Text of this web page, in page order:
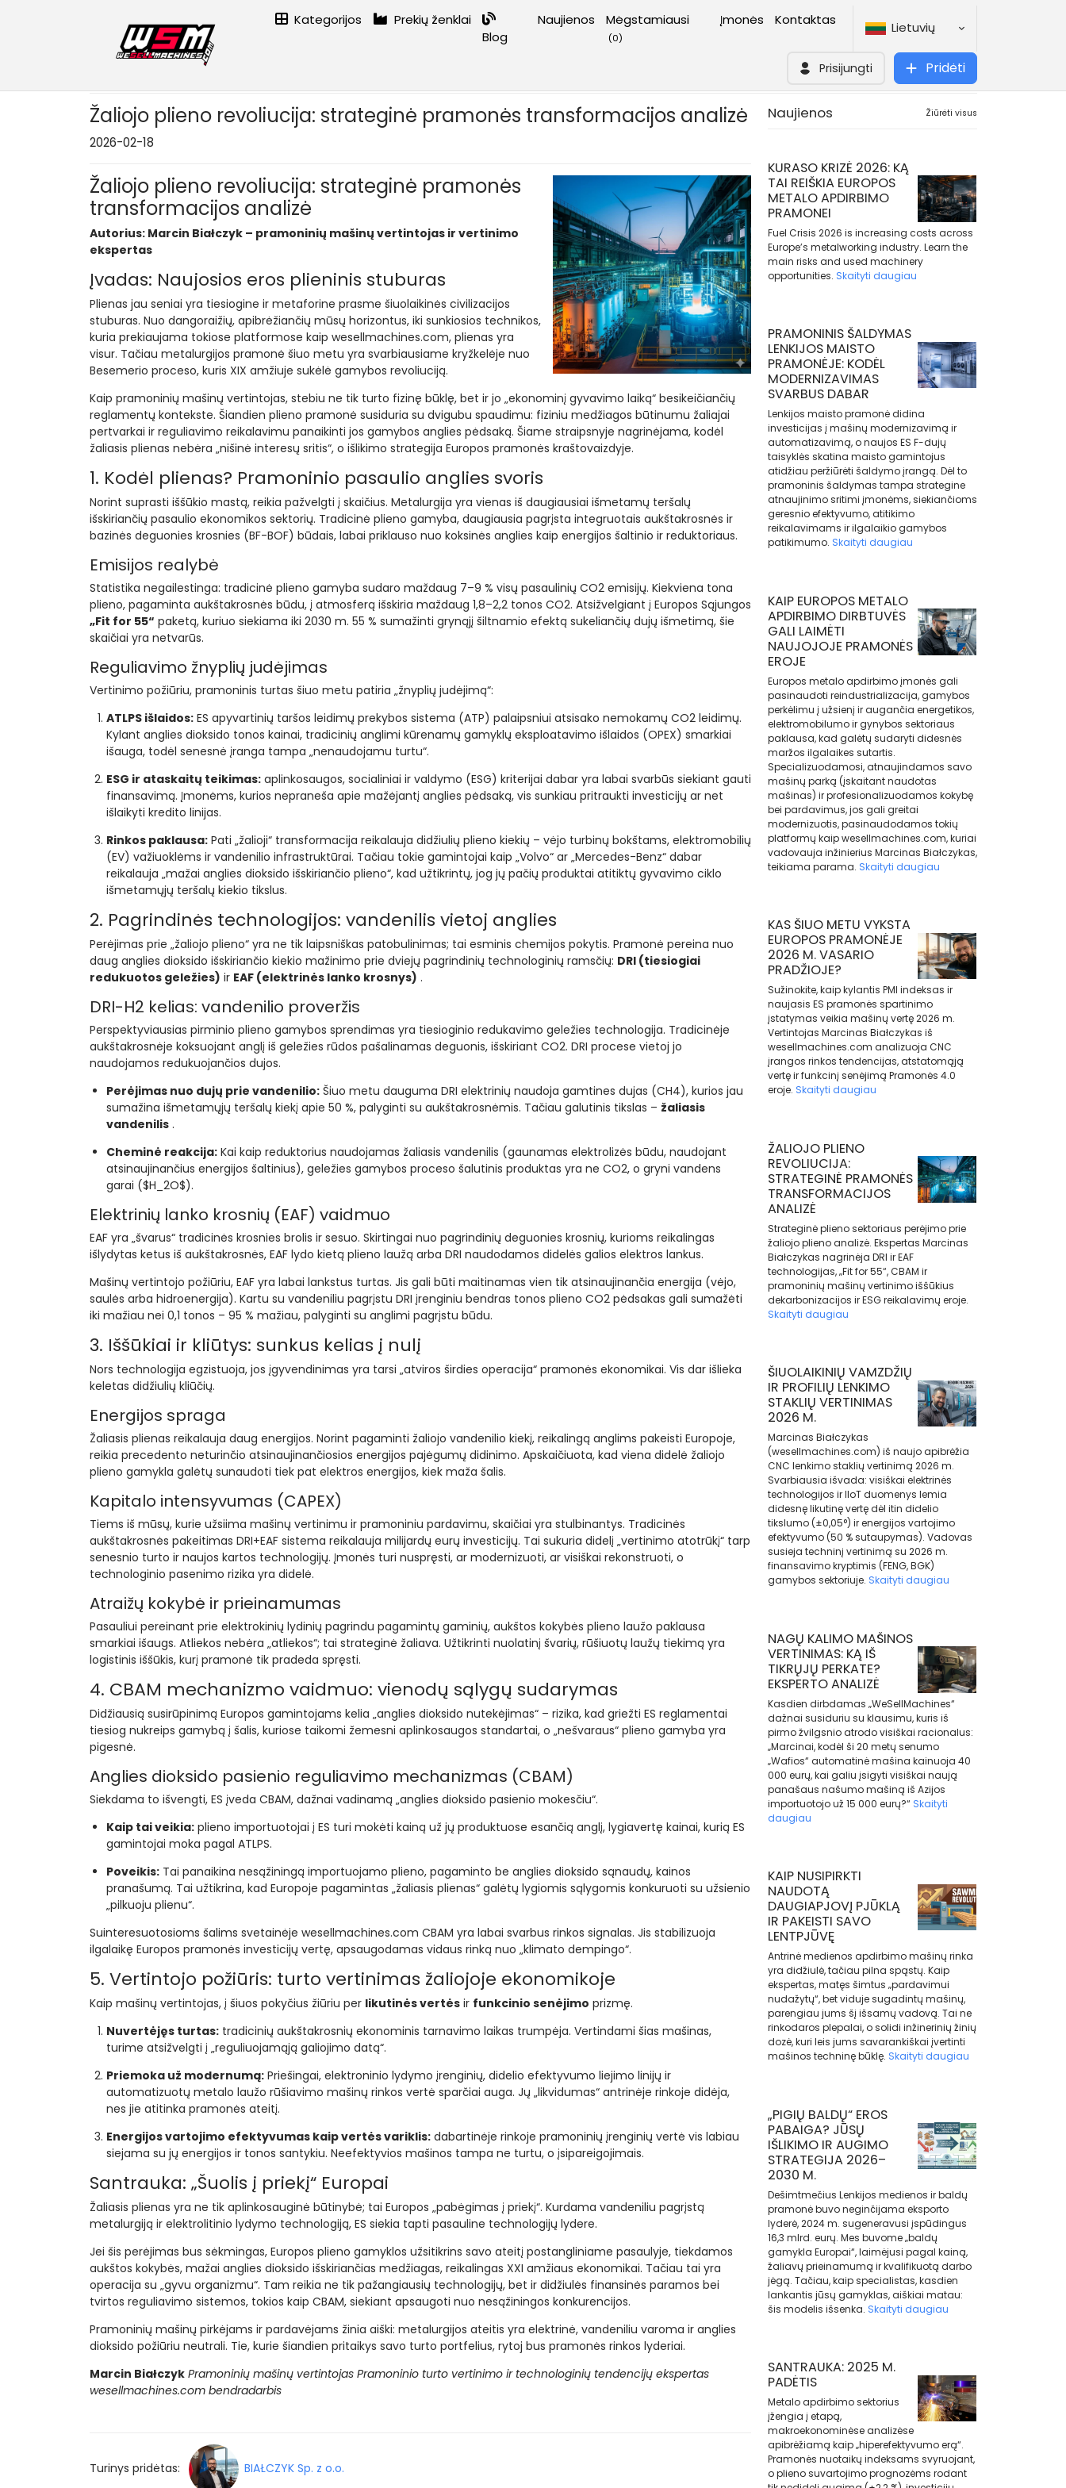
Kategorijos
Prekių ženklai
Blog
Naujienos Mėgstamiausi
(0)
Įmonės Kontaktas Lietuvių
Prisijungti Pridėti
Žaliojo plieno revoliucija: strateginė pramonės transformacijos analizė
2026-02-18
Žaliojo plieno revoliucija: strateginė pramonės
transformacijos analizė
Autorius: Marcin Białczyk – pramoninių mašinų vertintojas ir vertinimo
ekspertas
Įvadas: Naujosios eros plieninis stuburas
Plienas jau seniai yra tiesiogine ir metaforine prasme šiuolaikinės civilizacijos
stuburas. Nuo dangoraižių, apibrėžiančių mūsų horizontus, iki sunkiosios technikos,
kuria prekiaujama tokiose platformose kaip wesellmachines.com, plienas yra
visur. Tačiau metalurgijos pramonė šiuo metu yra svarbiausiame kryžkelėje nuo
Besemerio proceso, kuris XIX amžiuje sukėlė gamybos revoliuciją.
Kaip pramoninių mašinų vertintojas, stebiu ne tik turto fizinę būklę, bet ir jo „ekonominį gyvavimo laiką“ besikeičiančių
reglamentų kontekste. Šiandien plieno pramonė susiduria su dvigubu spaudimu: fiziniu medžiagos būtinumu žaliajai
pertvarkai ir reguliavimo reikalavimu panaikinti jos gamybos anglies pėdsaką. Šiame straipsnyje nagrinėjama, kodėl
žaliasis plienas nebėra „nišinė interesų sritis“, o išlikimo strategija Europos pramonės kraštovaizdyje.
1. Kodėl plienas? Pramoninio pasaulio anglies svoris
Norint suprasti iššūkio mastą, reikia pažvelgti į skaičius. Metalurgija yra vienas iš daugiausiai išmetamų teršalų
išskiriančių pasaulio ekonomikos sektorių. Tradicinė plieno gamyba, daugiausia pagrįsta integruotais aukštakrosnės ir
bazinės deguonies krosnies (BF-BOF) būdais, labai priklauso nuo koksinės anglies kaip energijos šaltinio ir reduktoriaus.
Emisijos realybė
Statistika negailestinga: tradicinė plieno gamyba sudaro maždaug 7–9 % visų pasaulinių CO2 emisijų. Kiekviena tona
plieno, pagaminta aukštakrosnės būdu, į atmosferą išskiria maždaug 1,8–2,2 tonos CO2. Atsižvelgiant į Europos Sąjungos
„Fit for 55“ paketą, kuriuo siekiama iki 2030 m. 55 % sumažinti grynąjį šiltnamio efektą sukeliančių dujų išmetimą, šie
skaičiai yra netvarūs.
Reguliavimo žnyplių judėjimas
Vertinimo požiūriu, pramoninis turtas šiuo metu patiria „žnyplių judėjimą“:
ATLPS išlaidos:ES apyvartinių taršos leidimų prekybos sistema (ATP) palaipsniui atsisako nemokamų CO2 leidimų.
Kylant anglies dioksido tonos kainai, tradicinių anglimi kūrenamų gamyklų eksploatavimo išlaidos (OPEX) smarkiai
išauga, todėl senesnė įranga tampa „nenaudojamu turtu“.
ESG ir ataskaitų teikimas:aplinkosaugos, socialiniai ir valdymo (ESG) kriterijai dabar yra labai svarbūs siekiant gauti
finansavimą. Įmonėms, kurios nepraneša apie mažėjantį anglies pėdsaką, vis sunkiau pritraukti investicijų ar net
išlaikyti kredito linijas.
Rinkos paklausa:Pati „žalioji“ transformacija reikalauja didžiulių plieno kiekių – vėjo turbinų bokštams, elektromobilių
(EV) važiuoklėms ir vandenilio infrastruktūrai. Tačiau tokie gamintojai kaip „Volvo“ ar „Mercedes-Benz“ dabar
reikalauja „mažai anglies dioksido išskiriančio plieno“, kad užtikrintų, jog jų pačių produktai atitiktų gyvavimo ciklo
išmetamųjų teršalų kiekio tikslus.
2. Pagrindinės technologijos: vandenilis vietoj anglies
Perėjimas prie „žaliojo plieno“ yra ne tik laipsniškas patobulinimas; tai esminis chemijos pokytis. Pramonė pereina nuo
daug anglies dioksido išskiriančio kiekio mažinimo prie dviejų pagrindinių technologinių ramsčių: DRI (tiesiogiai
redukuotos geležies) ir EAF (elektrinės lanko krosnys) .
DRI-H2 kelias: vandenilio proveržis
Perspektyviausias pirminio plieno gamybos sprendimas yra tiesioginio redukavimo geležies technologija. Tradicinėje
aukštakrosnėje koksuojant anglį iš geležies rūdos pašalinamas deguonis, išskiriant CO2. DRI procese vietoj jo
naudojamos redukuojančios dujos.
Perėjimas nuo dujų prie vandenilio:Šiuo metu dauguma DRI elektrinių naudoja gamtines dujas (CH4), kurios jau
sumažina išmetamųjų teršalų kiekį apie 50 %, palyginti su aukštakrosnėmis. Tačiau galutinis tikslas – žaliasis
vandenilis.
Cheminė reakcija:Kai kaip reduktorius naudojamas žaliasis vandenilis (gaunamas elektrolizės būdu, naudojant
atsinaujinančius energijos šaltinius), geležies gamybos proceso šalutinis produktas yra ne CO2, o gryni vandens
garai ($H_2O$).
Elektrinių lanko krosnių (EAF) vaidmuo
EAF yra „švarus“ tradicinės krosnies brolis ir sesuo. Skirtingai nuo pagrindinių deguonies krosnių, kurioms reikalingas
išlydytas ketus iš aukštakrosnės, EAF lydo kietą plieno laužą arba DRI naudodamos didelės galios elektros lankus.
Mašinų vertintojo požiūriu, EAF yra labai lankstus turtas. Jis gali būti maitinamas vien tik atsinaujinančia energija (vėjo,
saulės arba hidroenergija). Kartu su vandeniliu pagrįstu DRI įrenginiu bendras tonos plieno CO2 pėdsakas gali sumažėti
iki mažiau nei 0,1 tonos – 95 % mažiau, palyginti su anglimi pagrįstu būdu.
3. Iššūkiai ir kliūtys: sunkus kelias į nulį
Nors technologija egzistuoja, jos įgyvendinimas yra tarsi „atviros širdies operacija“ pramonės ekonomikai. Vis dar išlieka
keletas didžiulių kliūčių.
Energijos spraga
Žaliasis plienas reikalauja daug energijos. Norint pagaminti žaliojo vandenilio kiekį, reikalingą anglims pakeisti Europoje,
reikia precedento neturinčio atsinaujinančiosios energijos pajėgumų didinimo. Apskaičiuota, kad viena didelė žaliojo
plieno gamykla galėtų sunaudoti tiek pat elektros energijos, kiek maža šalis.
Kapitalo intensyvumas (CAPEX)
Tiems iš mūsų, kurie užsiima mašinų vertinimu ir pramoniniu pardavimu, skaičiai yra stulbinantys. Tradicinės
aukštakrosnės pakeitimas DRI+EAF sistema reikalauja milijardų eurų investicijų. Tai sukuria didelį „vertinimo atotrūkį“ tarp
senesnio turto ir naujos kartos technologijų. Įmonės turi nuspręsti, ar modernizuoti, ar visiškai rekonstruoti, o
technologinio pasenimo rizika yra didelė.
Atraižų kokybė ir prieinamumas
Pasauliui pereinant prie elektrokinių lydinių pagrindu pagamintų gaminių, aukštos kokybės plieno laužo paklausa
smarkiai išaugs. Atliekos nebėra „atliekos“; tai strateginė žaliava. Užtikrinti nuolatinį švarių, rūšiuotų laužų tiekimą yra
logistinis iššūkis, kurį pramonė tik pradeda spręsti.
4. CBAM mechanizmo vaidmuo: vienodų sąlygų sudarymas
Didžiausią susirūpinimą Europos gamintojams kelia „anglies dioksido nutekėjimas“ – rizika, kad griežti ES reglamentai
tiesiog nukreips gamybą į šalis, kuriose taikomi žemesni aplinkosaugos standartai, o „nešvaraus“ plieno gamyba yra
pigesnė.
Anglies dioksido pasienio reguliavimo mechanizmas (CBAM)
Siekdama to išvengti, ES įveda CBAM, dažnai vadinamą „anglies dioksido pasienio mokesčiu“.
Kaip tai veikia:plieno importuotojai į ES turi mokėti kainą už jų produktuose esančią anglį, lygiavertę kainai, kurią ES
gamintojai moka pagal ATLPS.
Poveikis:Tai panaikina nesąžiningą importuojamo plieno, pagaminto be anglies dioksido sąnaudų, kainos
pranašumą. Tai užtikrina, kad Europoje pagamintas „žaliasis plienas“ galėtų lygiomis sąlygomis konkuruoti su užsienio
„pilkuoju plienu“.
Suinteresuotosioms šalims svetainėje wesellmachines.com CBAM yra labai svarbus rinkos signalas. Jis stabilizuoja
ilgalaikę Europos pramonės investicijų vertę, apsaugodamas vidaus rinką nuo „klimato dempingo“.
5. Vertintojo požiūris: turto vertinimas žaliojoje ekonomikoje
Kaip mašinų vertintojas, į šiuos pokyčius žiūriu per likutinės vertėsir funkcinio senėjimo prizmę.
Nuvertėjęs turtas:tradicinių aukštakrosnių ekonominis tarnavimo laikas trumpėja. Vertindami šias mašinas,
turime atsižvelgti į „reguliuojamąją galiojimo datą“.
Priemoka už modernumą:Priešingai, elektroninio lydymo įrenginių, didelio efektyvumo liejimo linijų ir
automatizuotų metalo laužo rūšiavimo mašinų rinkos vertė sparčiai auga. Jų „likvidumas“ antrinėje rinkoje didėja,
nes jie atitinka pramonės ateitį.
Energijos vartojimo efektyvumas kaip vertės variklis:dabartinėje rinkoje pramoninių įrenginių vertė vis labiau
siejama su jų energijos ir tonos santykiu. Neefektyvios mašinos tampa ne turtu, o įsipareigojimais.
Santrauka: „Šuolis į priekį“ Europai
Žaliasis plienas yra ne tik aplinkosauginė būtinybė; tai Europos „pabėgimas į priekį“. Kurdama vandeniliu pagrįstą
metalurgiją ir elektrolitinio lydymo technologiją, ES siekia tapti pasauline technologijų lydere.
Jei šis perėjimas bus sėkmingas, Europos plieno gamyklos užsitikrins savo ateitį postangliniame pasaulyje, tiekdamos
aukštos kokybės, mažai anglies dioksido išskiriančias medžiagas, reikalingas XXI amžiaus ekonomikai. Tačiau tai yra
operacija su „gyvu organizmu“. Tam reikia ne tik pažangiausių technologijų, bet ir didžiulės finansinės paramos bei
tvirtos reguliavimo sistemos, tokios kaip CBAM, siekiant apsaugoti nuo nesąžiningos konkurencijos.
Pramoninių mašinų pirkėjams ir pardavėjams žinia aiški: metalurgijos ateitis yra elektrinė, vandeniliu varoma ir anglies
dioksido požiūriu neutrali. Tie, kurie šiandien pritaikys savo turto portfelius, rytoj bus pramonės rinkos lyderiai.
Marcin Białczyk Pramoninių mašinų vertintojas Pramoninio turto vertinimo ir technologinių tendencijų ekspertas
wesellmachines.com bendradarbis
Turinys pridėtas: BIAŁCZYK Sp. z o.o.
Žiūrėti visus
Naujienos
KURASO KRIZĖ 2026: KĄ
TAI REIŠKIA EUROPOS
METALO APDIRBIMO
PRAMONEI
Fuel Crisis 2026 is increasing costs across
Europe’s metalworking industry. Learn the
main risks and used machinery
opportunities. Skaityti daugiau
PRAMONINIS ŠALDYMAS
LENKIJOS MAISTO
PRAMONĖJE: KODĖL
MODERNIZAVIMAS
SVARBUS DABAR
Lenkijos maisto pramonė didina
investicijas į mašinų modernizavimą ir
automatizavimą, o naujos ES F-dujų
taisyklės skatina maisto gamintojus
atidžiau peržiūrėti šaldymo įrangą. Dėl to
pramoninis šaldymas tampa strategine
atnaujinimo sritimi įmonėms, siekiančioms
geresnio efektyvumo, atitikimo
reikalavimams ir ilgalaikio gamybos
patikimumo. Skaityti daugiau
KAIP EUROPOS METALO
APDIRBIMO DIRBTUVĖS
GALI LAIMĖTI
NAUJOJOJE PRAMONĖS
EROJE
Europos metalo apdirbimo įmonės gali
pasinaudoti reindustrializacija, gamybos
perkėlimu į užsienį ir augančia energetikos,
elektromobilumo ir gynybos sektoriaus
paklausa, kad galėtų sudaryti didesnės
maržos ilgalaikes sutartis.
Specializuodamosi, atnaujindamos savo
mašinų parką (įskaitant naudotas
mašinas) ir profesionalizuodamos kokybę
bei pardavimus, jos gali greitai
modernizuotis, pasinaudodamos tokių
platformų kaip wesellmachines.com, kuriai
vadovauja inžinierius Marcinas Białczykas,
teikiama parama. Skaityti daugiau
KAS ŠIUO METU VYKSTA
EUROPOS PRAMONĖJE
2026 M. VASARIO
PRADŽIOJE?
Sužinokite, kaip kylantis PMI indeksas ir
naujasis ES pramonės spartinimo
įstatymas veikia mašinų vertę 2026 m.
Vertintojas Marcinas Białczykas iš
wesellmachines.com analizuoja CNC
įrangos rinkos tendencijas, atstatomąją
vertę ir funkcinį senėjimą Pramonės 4.0
eroje. Skaityti daugiau
ŽALIOJO PLIENO
REVOLIUCIJA:
STRATEGINĖ PRAMONĖS
TRANSFORMACIJOS
ANALIZĖ
Strateginė plieno sektoriaus perėjimo prie
žaliojo plieno analizė. Ekspertas Marcinas
Białczykas nagrinėja DRI ir EAF
technologijas, „Fit for 55“, CBAM ir
pramoninių mašinų vertinimo iššūkius
dekarbonizacijos ir ESG reikalavimų eroje.
Skaityti daugiau
ŠIUOLAIKINIŲ VAMZDŽIŲ
IR PROFILIŲ LENKIMO
STAKLIŲ VERTINIMAS
2026 M.
Marcinas Białczykas
(wesellmachines.com) iš naujo apibrėžia
CNC lenkimo staklių vertinimą 2026 m.
Svarbiausia išvada: visiškai elektrinės
technologijos ir IIoT duomenys lemia
didesnę likutinę vertę dėl itin didelio
tikslumo (±0,05°) ir energijos vartojimo
efektyvumo (50 % sutaupymas). Vadovas
susieja techninį vertinimą su 2026 m.
finansavimo kryptimis (FENG, BGK)
gamybos sektoriuje. Skaityti daugiau
NAGŲ KALIMO MAŠINOS
VERTINIMAS: KĄ IŠ
TIKRŲJŲ PERKATE?
EKSPERTO ANALIZĖ
Kasdien dirbdamas „WeSellMachines“
dažnai susiduriu su klausimu, kuris iš
pirmo žvilgsnio atrodo visiškai racionalus:
„Marcinai, kodėl ši 20 metų senumo
„Wafios“ automatinė mašina kainuoja 40
000 eurų, kai galiu įsigyti visiškai naują
panašaus našumo mašiną iš Azijos
importuotojo už 15 000 eurų?“ Skaityti
daugiau
KAIP NUSIPIRKTI
NAUDOTĄ
DAUGIAPJOVĮ PJŪKLĄ
IR PAKEISTI SAVO
LENTPJŪVĘ
Antrinė medienos apdirbimo mašinų rinka
yra didžiulė, tačiau pilna spąstų. Kaip
ekspertas, matęs šimtus „pardavimui
nudažytų“, bet viduje sugadintų mašinų,
parengiau jums šį išsamų vadovą. Tai ne
rinkodaros plepalai, o solidi inžinerinių žinių
dozė, kuri leis jums savarankiškai įvertinti
mašinos techninę būklę. Skaityti daugiau
„PIGIŲ BALDŲ“ EROS
PABAIGA? JŪSŲ
IŠLIKIMO IR AUGIMO
STRATEGIJA 2026–
2030 M.
Dešimtmečius Lenkijos medienos ir baldų
pramonė buvo neginčijama eksporto
lyderė, 2024 m. sugeneravusi įspūdingus
16,3 mlrd. eurų. Mes buvome „baldų
gamykla Europai“, laimėjusi pagal kainą,
žaliavų prieinamumą ir kvalifikuotą darbo
jėgą. Tačiau, kaip specialistas, kasdien
lankantis jūsų gamyklas, aiškiai matau:
šis modelis išsenka. Skaityti daugiau
SANTRAUKA: 2025 M.
PADĖTIS
Metalo apdirbimo sektorius
įžengia į etapą,
makroekonominėse analizėse
apibrėžiamą kaip „hiperefektyvumo erą“.
Pramonės nuotaikų indeksams svyruojant,
o plieno suvartojimo prognozėms rodant